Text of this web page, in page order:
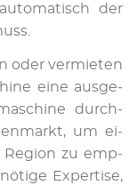
der
oder ver­mie­ten
ei­ne aus­ge­
durch­
um ei­
Re­gi­on zu emp­
Ex­per­ti­se,